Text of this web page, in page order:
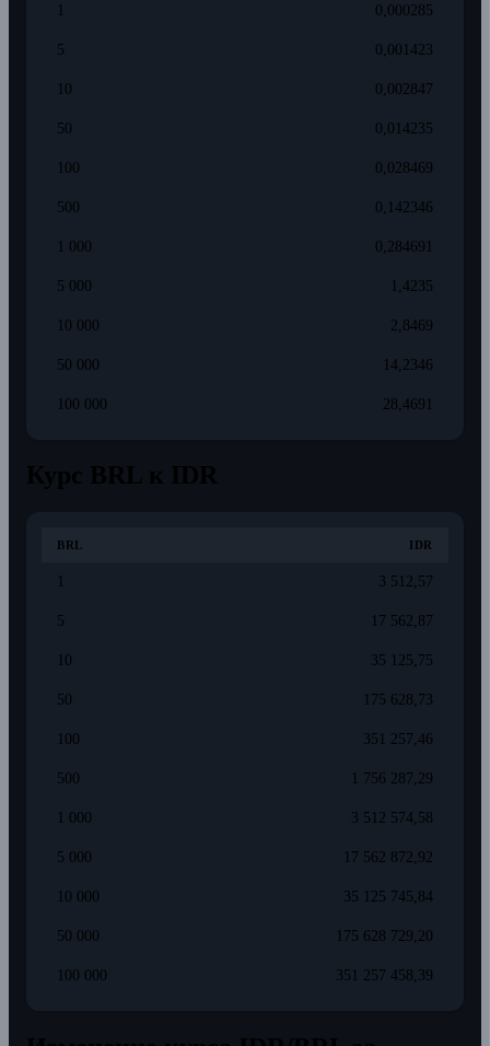
1 0,000285
5 0,001423
10 0,002847
50 0,014235
100 0,028469
500 0,142346
1 000 0,284691
5 000 1,4235
10 000 2,8469
50 000 14,2346
100 000 28,4691
BRL IDR
3 512,57
5 17 562,87
10 35 125,75
50 175 628,73
100 351 257,46
500 1 756 287,29
1 000 3 512 574,58
5 000 17 562 872,92
10 000 35 125 745,84
50 000 175 628 729,20
100 000 351 257 458,39